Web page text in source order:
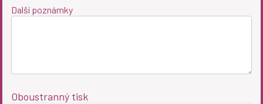
Další poznámky
Oboustranný tisk